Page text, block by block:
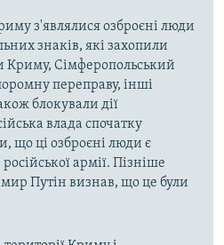
з'являлися озброєні люди
знаків, які захопили
Криму, Сімферопольський
переправу, інші
блокували дії
влада спочатку
що ці озброєні люди є
армії. Пізніше
Путін визнав, що це були